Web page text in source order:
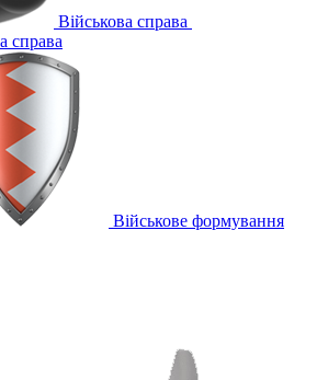
Військова справа
справа
Військове формування